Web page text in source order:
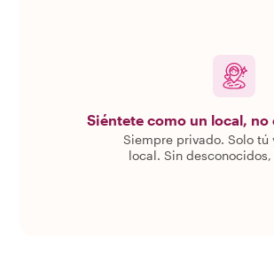
Siéntete como un local,
Siempre privado. Solo tú
local. Sin